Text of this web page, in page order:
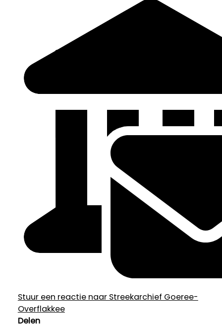
Stuur een reactie naar Streekarchief Goeree-
Overflakkee
Delen